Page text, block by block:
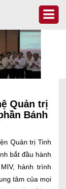
Quản trị
Bánh
Quản trị Tinh
bắt đầu hành
hành trình
tâm của mọi